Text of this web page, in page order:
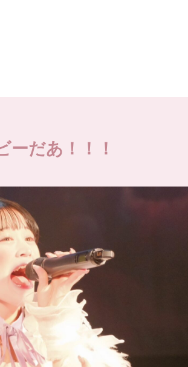
ーだあ！！！